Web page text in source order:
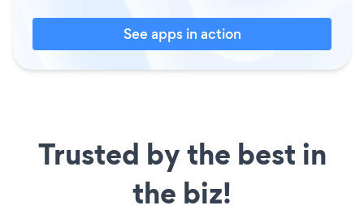
See apps in action
Trusted by the best in
the biz!